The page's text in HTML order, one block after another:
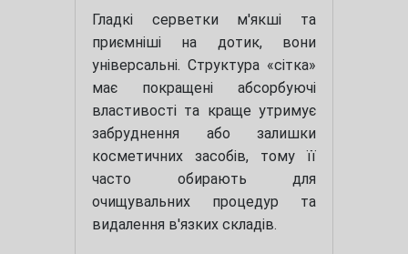
Гладкі серветки м'якші та
приємніші на дотик, вони
універсальні. Структура «сітка»
має покращені абсорбуючі
властивості та краще утримує
забруднення або залишки
косметичних засобів, тому її
часто обирають для
очищувальних процедур та
видалення в'язких складів.